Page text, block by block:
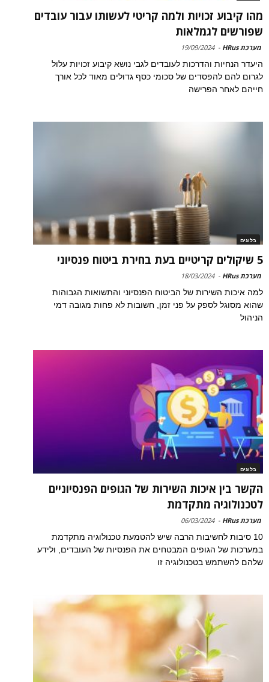
מהו קיבוע זכויות ולמה קריטי לעשותו עבור עובדים
שפורשים לגמלאות
מערכת HRus -
19/09/2024
היעדר הנחיות והדרכות לעובדים לגבי נושא קיבוע זכויות עלול
לגרום להם להפסדים של סכומי כסף גדולים מאוד לכל אורך
חייהם לאחר הפרישה
בלוגים
5 שיקולים קריטיים בעת בחירת ביטוח פנסיוני
מערכת HRus -
18/03/2024
למה איכות השירות של הביטוח הפנסיוני והתשואות הגבוהות
שהוא מסוגל לספק על פני זמן, חשובות לא פחות מגובה דמי
הניהול
בלוגים
הקשר בין איכות השירות של הגופים הפנסיוניים
לטכנולוגיה מתקדמת
מערכת HRus -
06/03/2024
10 סיבות לחשיבות הרבה שיש להטמעת טכנולוגיה מתקדמת
במערכות של הגופים המבטחים את הפנסיות של העובדים, ולידע
שלהם להשתמש בטכנולוגיה זו